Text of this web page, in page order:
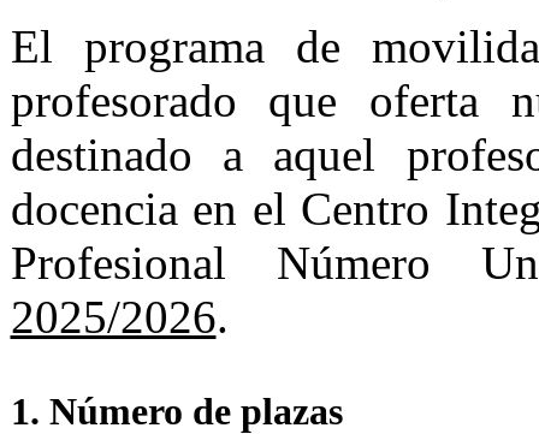
El programa de
profesorado que oferta
destinado a aquel
docencia en el Centro
Profesional
2025/2026.
1. Número de plazas